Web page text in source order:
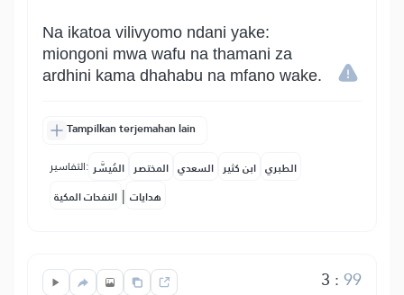
Na ikatoa vilivyomo ndani yake:
miongoni mwa wafu na thamani za
ardhini kama dhahabu na mfano wake.
Tampilkan terjemahan lain
التفاسير: المُيسَّر المختصر السعدي ابن كثير الطبري
النفحات المكية | هدايات
3 :99